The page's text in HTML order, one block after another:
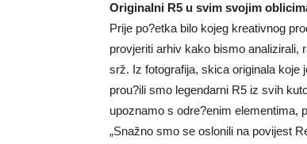
Originalni R5 u svim svojim
Prije po?etka bilo kojeg kreativnog
provjeriti arhiv kako bismo analizirali,
srž. Iz fotografija, skica originala koje
prou?ili smo legendarni R5 iz svih
upoznamo s odre?enim elementima,
„Snažno smo se oslonili na povijest